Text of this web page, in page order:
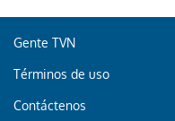
Gente TVN
Términos de uso
Contáctenos